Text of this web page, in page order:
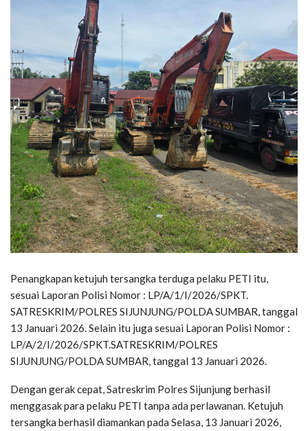
Penangkapan ketujuh tersangka terduga pelaku PETI itu,
sesuai Laporan Polisi Nomor : LP/A/1/I/2026/SPKT.
SATRESKRIM/POLRES SIJUNJUNG/POLDA SUMBAR, tanggal
13 Januari 2026. Selain itu juga sesuai Laporan Polisi Nomor :
LP/A/2/I/2026/SPKT.SATRESKRIM/POLRES
SIJUNJUNG/POLDA SUMBAR, tanggal 13 Januari 2026.
Dengan gerak cepat, Satreskrim Polres Sijunjung berhasil
menggasak para pelaku PETI tanpa ada perlawanan. Ketujuh
tersangka berhasil diamankan pada Selasa, 13 Januari 2026,